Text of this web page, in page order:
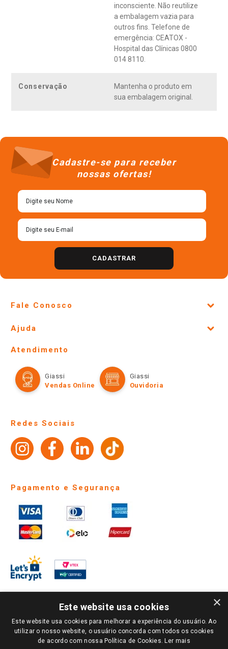
inconsciente. Não reutilize
a embalagem vazia para
outros fins. Telefone de
emergência: CEATOX -
Hospital das Clínicas 0800
014 8110.
Conservação
Mantenha o produto em
sua embalagem original.
Limpador Perfumado
Concentrado Água Marinha Veja
R$ 13,90
＋
－
Limpa-Vidro Líquido Vitreo Frasco
＋
－
CADASTRAR
Fale Conosco
Site Institucional
Lojas Físicas e Horários
Cartão Giassi
Amigo Giassi
Notícias
Perguntas frequentes
Trabalhe Conosco
Identidade Visual
Ajuda
Formas de Pagamento
Políticas de entrega
Trocas e Devoluções
Vendas Online
Pagamento e Segurança ×
Este website usa cookies
Este website usa cookies para melhorar a experiência do usuário. Ao
utilizar o nosso website, o usuário concorda com todos os cookies
de acordo com nossa Política de Cookies. Ler mais